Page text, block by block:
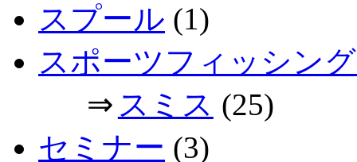
スプール (1)
スポーツフィッシン
⇒ スミス (25)
セミナー (3)